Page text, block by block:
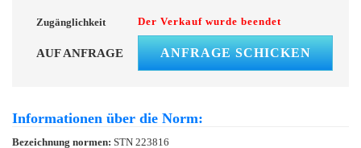
Zugänglichkeit Der Verkauf wurde beendet
AUF ANFRAGE ANFRAGE SCHICKEN
Informationen über die Norm:
Bezeichnung normen: STN 223816